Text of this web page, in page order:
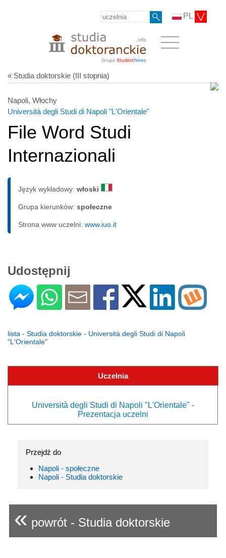
PL
« Studia doktorskie (III stopnia)
Napoli, Włochy
Università degli Studi di Napoli "L'Orientale"
File Word Studi
Internazionali
Język wykładowy: włoski
Grupa kierunków: społeczne
Strona www uczelni: www.iuo.it
Udostępnij
lista - Studia doktorskie - Università degli Studi di Napoli
"L'Orientale"
Uczelnia
Università degli Studi di Napoli "L'Orientale" -
Prezentacja uczelni
Przejdź do
Napoli - społeczne
Napoli - Studia doktorskie
« powrót - Studia doktorskie